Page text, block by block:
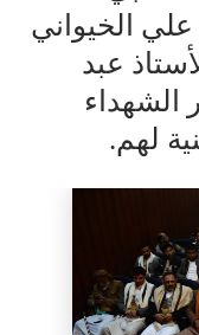
علي الخيواني
عبد
الشهداء
لهم.